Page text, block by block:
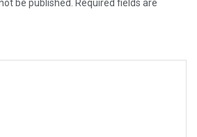
be published.
Required fields are